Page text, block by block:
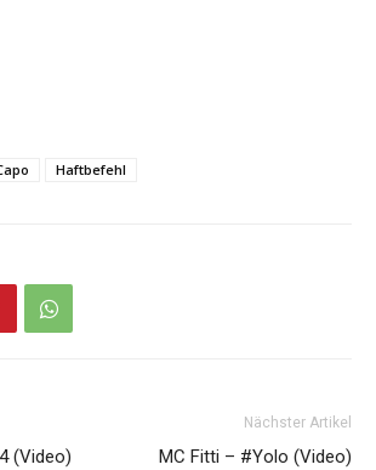
Haftbefehl
(Video)
Nächster Artikel
MC Fitti – #Yolo (Video)